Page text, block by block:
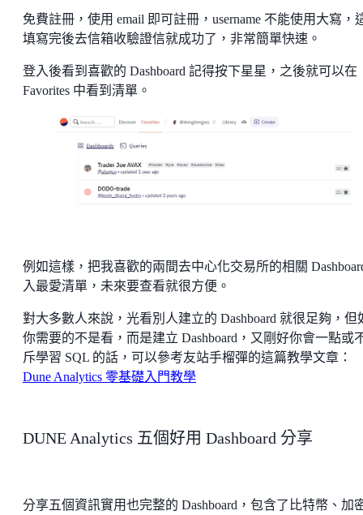
免費註冊，使用 email 即可註冊，username 不能使用大寫，
填寫完後去信箱收驗證信就成功了，非常簡單快速。
登入後看到喜歡的 Dashboard 記得按下星星，之後就可以在
Favorites 中看到清單。
例如這樣，把我喜歡的兩間去中心化交易所的相關
入最愛清單，未來要查看就很方便。
對大多數人來說，光看別人建立的 Dashboard 就很足夠，但
你需要的不是看，而是建立 Dashboard，又剛好你會一點或
斥學習 SQL 的話，可以參考友站手榴彈的這篇教學文章：
Dune Analytics 零基礎入門教學
DUNE Analytics 五個好用 Dashboard 分享
分享五個資訊實用也完整的 Dashboard，包含了比特幣、加